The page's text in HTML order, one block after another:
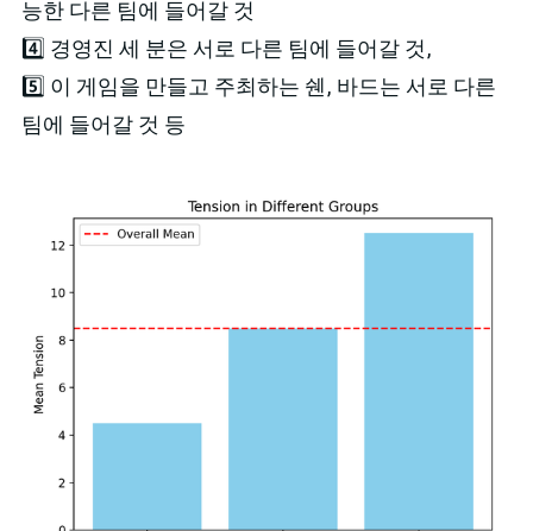
능한 다른 팀에 들어갈 것
4️⃣ 경영진 세 분은 서로 다른 팀에 들어갈 것,
5️⃣ 이 게임을 만들고 주최하는 쉔, 바드는 서로 다른
팀에 들어갈 것 등